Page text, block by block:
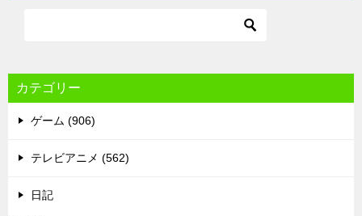
カテゴリー
ゲーム (906)
テレビアニメ (562)
日記